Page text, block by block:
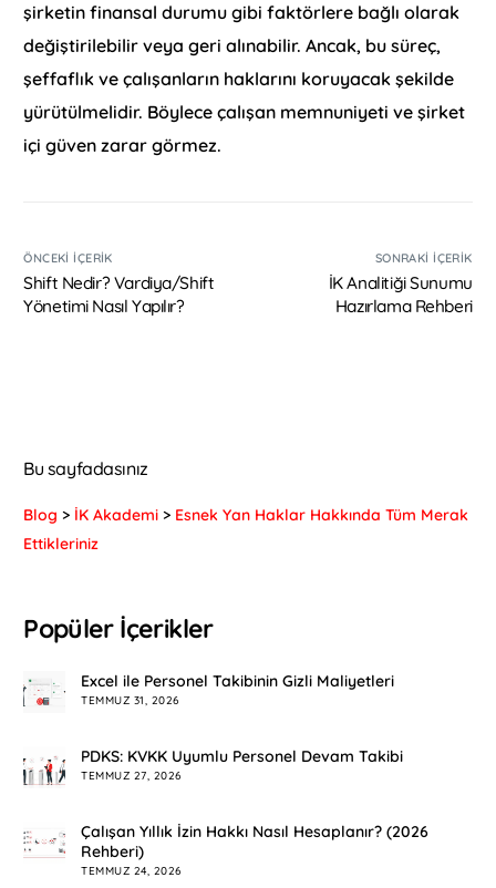
şirketin finansal durumu gibi faktörlere bağlı olarak
değiştirilebilir veya geri alınabilir. Ancak, bu süreç,
şeffaflık ve çalışanların haklarını koruyacak şekilde
yürütülmelidir. Böylece çalışan memnuniyeti ve şirket
içi güven zarar görmez.
ÖNCEKI İÇERIK
Shift Nedir? Vardiya/Shift
Yönetimi Nasıl Yapılır?
SONRAKI İÇERIK
İK Analitiği Sunumu
Hazırlama Rehberi
Bu sayfadasınız
Blog > İK Akademi > Esnek Yan Haklar Hakkında Tüm Merak
Ettikleriniz
Popüler İçerikler
Excel ile Personel Takibinin Gizli Maliyetleri
TEMMUZ 31, 2026
PDKS: KVKK Uyumlu Personel Devam Takibi
TEMMUZ 27, 2026
Çalışan Yıllık İzin Hakkı Nasıl Hesaplanır? (2026
Rehberi)
TEMMUZ 24, 2026